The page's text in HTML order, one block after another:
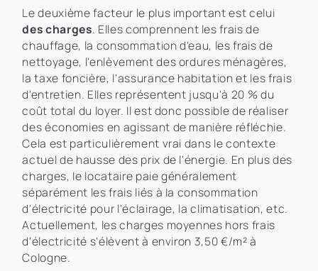
Le deuxième facteur le plus important est celui
des charges. Elles comprennent les frais de
chauffage, la consommation d'eau, les frais de
nettoyage, l'enlèvement des ordures ménagères,
la taxe foncière, l'assurance habitation et les frais
d'entretien. Elles représentent jusqu'à 20 % du
coût total du loyer. Il est donc possible de réaliser
des économies en agissant de manière réfléchie.
Cela est particulièrement vrai dans le contexte
actuel de hausse des prix de l'énergie. En plus des
charges, le locataire paie généralement
séparément les frais liés à la consommation
d'électricité pour l'éclairage, la climatisation, etc.
Actuellement, les charges moyennes hors frais
d'électricité s'élèvent à environ 3,50 €/m² à
Cologne.